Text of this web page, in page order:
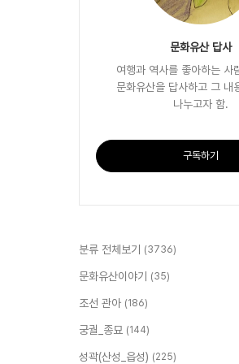
문화유산 답사
여행과 역사를 좋아하는 사
문화유산을 답사하고 그 내
나누고자 함.
구독하기
분류 전체보기 (3736)
문화유산이야기 (35)
조선 관아 (186)
궁궐_종묘 (144)
성곽(산성_읍성) (225)